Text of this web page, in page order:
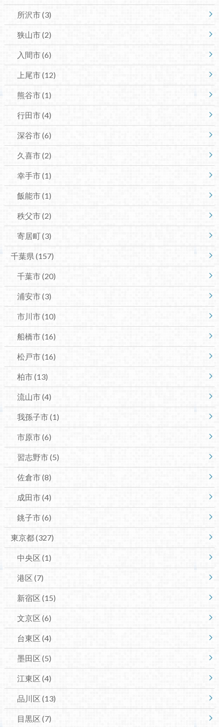
所沢市(3)
狭山市(2)
入間市(6)
上尾市(12)
熊谷市(1)
行田市(4)
深谷市(6)
久喜市(2)
幸手市(1)
飯能市(1)
秩父市(2)
寄居町(3)
千葉県 (157)
千葉市(20)
浦安市(3)
市川市(10)
船橋市(16)
松戸市(16)
柏市(13)
流山市(4)
我孫子市(1)
市原市(6)
習志野市(5)
佐倉市(8)
成田市(4)
銚子市(6)
東京都(327)
中央区 (1)
港区 (7)
新宿区 (15)
文京区 (6)
台東区 (4)
墨田区 (5)
江東区 (4)
品川区 (13)
目黒区 (7)